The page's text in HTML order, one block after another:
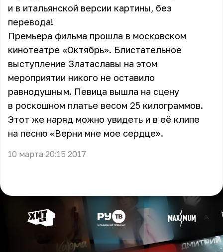
и в итальянской версии картины, без
перевода!
Премьера фильма прошла в московском
кинотеатре «Октябрь». Блистательное
выступление Златаславы на этом
мероприятии никого не оставило
равнодушным. Певица вышла на сцену
в роскошном платье весом 25 килограммов.
Этот же наряд можно увидеть и в её клипе
на песню «Верни мне мое сердце».
10 марта 20:15 2017